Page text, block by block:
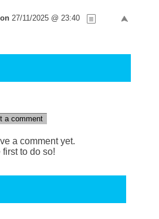
27/11/2025 @ 23:40
a comment
a comment yet.
first to do so!